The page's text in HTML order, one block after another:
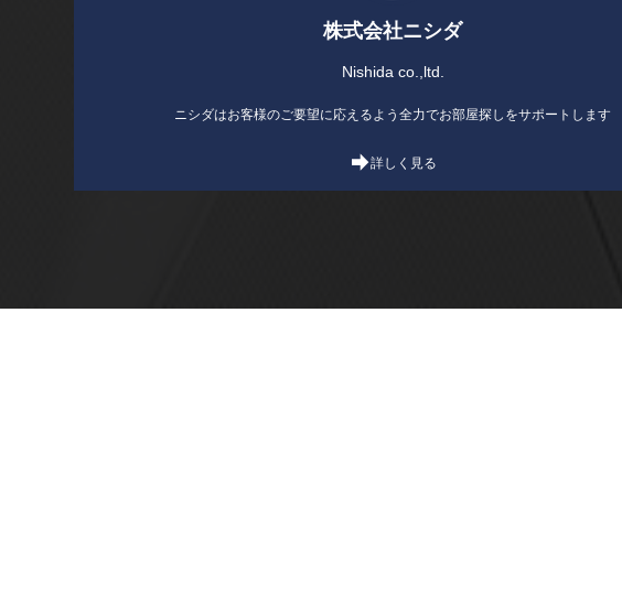
株式会社ニシダ
Nishida co.,ltd.
ニシダはお客様のご要望に応えるよう全力でお部屋探しをサポートします
詳しく見る